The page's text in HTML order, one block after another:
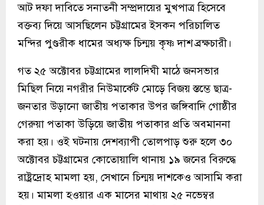
আট দফা দাবিতে সনাতনী সম্প্রদায়ের মুখপাত্র হিসেবে
বক্তব্য দিয়ে আসছিলেন চট্টগ্রামের ইসকন পরিচালিত
মন্দির পুণ্ডরীক ধামের অধ্যক্ষ চিন্ময় কৃষ্ণ দাশ ব্রক্ষচারী।
গত ২৫ অক্টোবর চট্টগ্রামের লালদিঘী মাঠে জনসভার
মিছিল নিয়ে নগরীর নিউমার্কেট মোড়ে বিজয় স্তম্ভে ছাত্র-
জনতার উড়ানো জাতীয় পতাকার উপর জঙ্গিবাদি গোষ্ঠীর
গেরুয়া পতাকা উড়িয়ে জাতীয় পতাকার প্রতি অবমাননা
করা হয়। ওই ঘটনায় দেশব্যাপী তোলপাড় শুরু হলে ৩০
অক্টোবর চট্টগ্রামের কোতোয়ালি থানায় ১৯ জনের বিরুদ্ধে
রাষ্ট্রদ্রোহ মামলা হয়, সেখানে চিন্ময় দাশকেও আসামি করা
হয়। মামলা হওয়ার এক মাসের মাথায় ২৫ নভেম্বর